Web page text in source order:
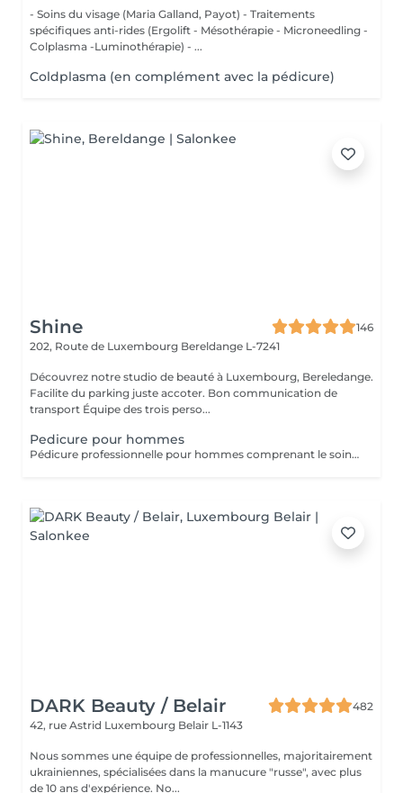
- Soins du visage (Maria Galland, Payot) - Traitements
spécifiques anti-rides (Ergolift - Mésothérapie - Microneedling -
Colplasma -Luminothérapie) - ...
Coldplasma (en complément avec la pédicure)
Shine
146
202, Route de Luxembourg Bereldange L-7241
Découvrez notre studio de beauté à Luxembourg, Bereledange.
Facilite du parking juste accoter. Bon communication de
transport Équipe des trois perso...
Pedicure pour hommes
Pédicure professionnelle pour hommes comprenant le soin des ongles, le traitement des cuticules, l'élimination des callosités et l'hydratation des pieds. Idéal pour des pieds propres, soignés et confortables.
DARK Beauty / Belair
482
42, rue Astrid Luxembourg Belair L-1143
Nous sommes une équipe de professionnelles, majoritairement
ukrainiennes, spécialisées dans la manucure "russe", avec plus
de 10 ans d'expérience. No...